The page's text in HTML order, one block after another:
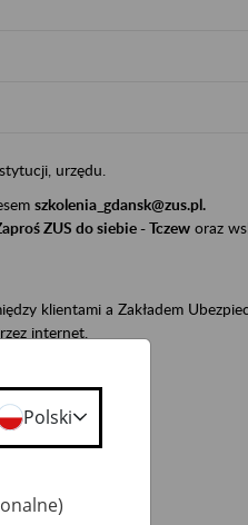
urzędu.
szkolenia_gdansk@zus.pl.
ZUS do siebie - Tczeworaz
klientami a Zakładem
internet.
w ZUS,
Polski